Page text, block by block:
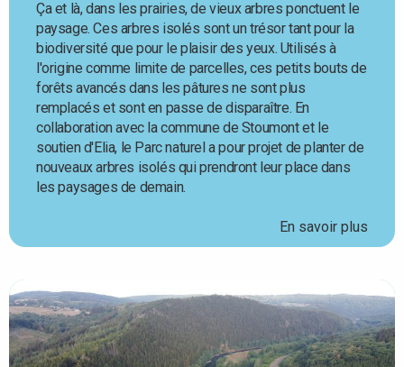
Ça et là, dans les prairies, de vieux arbres ponctuent le
paysage. Ces arbres isolés sont un trésor tant pour la
biodiversité que pour le plaisir des yeux. Utilisés à
l'origine comme limite de parcelles, ces petits bouts de
forêts avancés dans les pâtures ne sont plus
remplacés et sont en passe de disparaître. En
collaboration avec la commune de Stoumont et le
soutien d'Elia, le Parc naturel a pour projet de planter de
nouveaux arbres isolés qui prendront leur place dans
les paysages de demain.
En savoir plus